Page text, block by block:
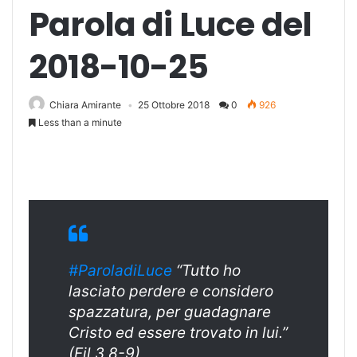
Parola di Luce del
2018-10-25
Chiara Amirante 25 Ottobre 2018 0
926
Less than a minute
#ParoladiLuce “Tutto ho
lasciato perdere e considero
spazzatura, per guadagnare
Cristo ed essere trovato in lui.”
(Fil 3,8-9)